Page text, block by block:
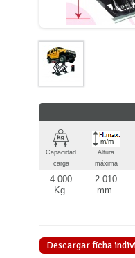
Capacidad
carga
Altura
máxima
4.000
Kg.
2.010
mm.
Descargar ficha